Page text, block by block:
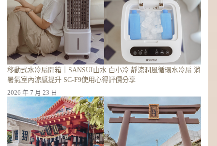
移動式水冷扇開箱｜SANSUI山水 白小冷 靜涼潤風循環水冷扇 消
暑氣室內涼感提升 SC-F9使用心得評價分享
2026 年 7 月 23 日